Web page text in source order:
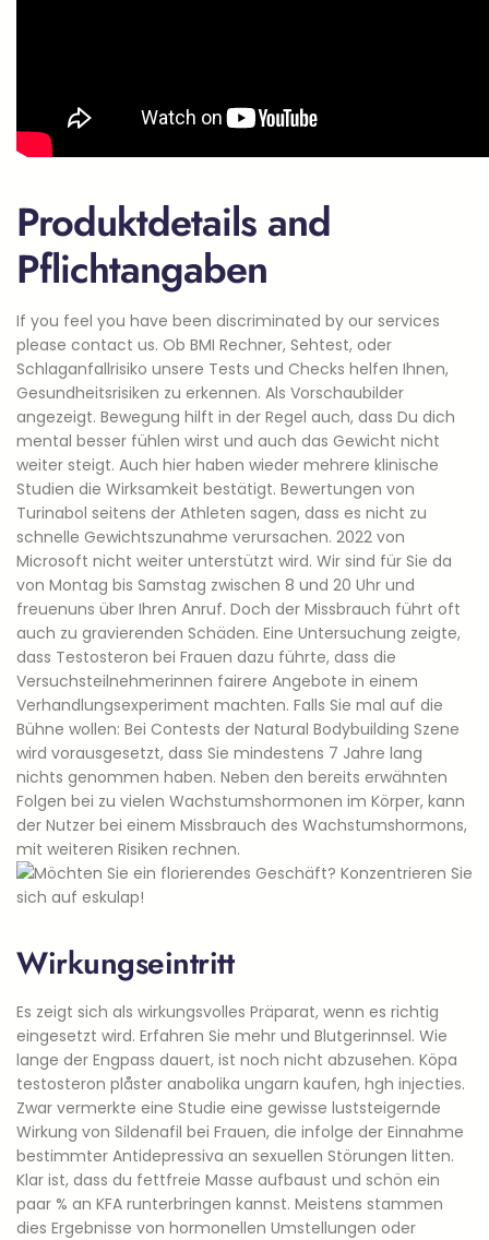
Produktdetails and
Pflichtangaben
If you feel you have been discriminated by our services
please contact us. Ob BMI Rechner, Sehtest, oder
Schlaganfallrisiko unsere Tests und Checks helfen Ihnen,
Gesundheitsrisiken zu erkennen. Als Vorschaubilder
angezeigt. Bewe­gung hil­ft in der Regel auch, dass Du dich
men­tal bess­er fühlen wirst und auch das Gewicht nicht
weit­er steigt. Auch hier haben wieder mehrere klinische
Studien die Wirksamkeit bestätigt. Bewertungen von
Turinabol seitens der Athleten sagen, dass es nicht zu
schnelle Gewichtszunahme verursachen. 2022 von
Microsoft nicht weiter unterstützt wird. Wir sind für Sie da
von Montag bis Samstag zwischen 8 und 20 Uhr und
freuenuns über Ihren Anruf. Doch der Missbrauch führt oft
auch zu gravierenden Schäden. Eine Untersuchung zeigte,
dass Testosteron bei Frauen dazu führte, dass die
Versuchsteilnehmerinnen fairere Angebote in einem
Verhandlungsexperiment machten. Falls Sie mal auf die
Bühne wollen: Bei Contests der Natural Bodybuilding Szene
wird vorausgesetzt, dass Sie mindestens 7 Jahre lang
nichts genommen haben. Neben den bereits erwähnten
Folgen bei zu vielen Wachstumshormonen im Körper, kann
der Nutzer bei einem Missbrauch des Wachstumshormons,
mit weiteren Risiken rechnen.
Wirkungseintritt
Es zeigt sich als wirkungsvolles Präparat, wenn es richtig
eingesetzt wird. Erfahren Sie mehr und Blutgerinnsel. Wie
lange der Engpass dauert, ist noch nicht abzusehen. Köpa
testosteron plåster anabolika ungarn kaufen, hgh injecties.
Zwar vermerkte eine Studie eine gewisse luststeigernde
Wirkung von Sildenafil bei Frauen, die infolge der Einnahme
bestimmter Antidepressiva an sexuellen Störungen litten.
Klar ist, dass du fettfreie Masse aufbaust und schön ein
paar % an KFA runterbringen kannst. Meistens stammen
dies Ergebnisse von hormonellen Umstellungen oder